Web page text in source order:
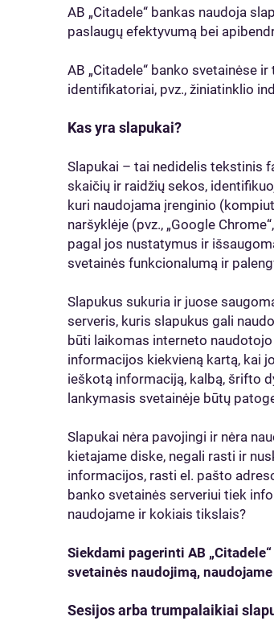
AB „Citadele“ bankas naudoja
paslaugų efektyvumą bei
AB „Citadele“ banko svetainėse
identifikatoriai, pvz., žiniatinklio
Kas yra slapukai?
Slapukai – tai nedidelis tekstinis
skaičių ir raidžių sekos,
kuri naudojama įrenginio
naršyklėje (pvz., „Google
pagal jos nustatymus ir
svetainės funkcionalumą ir
Slapukus sukuria ir juose
serveris, kuris slapukus gali
būti laikomas interneto
informacijos kiekvieną kartą, kai
ieškotą informaciją, kalbą, šrifto
lankymasis svetainėje būtų
Slapukai nėra pavojingi ir nėra
kietajame diske, negali rasti ir
informacijos, rasti el. pašto
banko svetainės serveriui tiek
naudojame ir kokiais tikslais?
Siekdami pagerinti AB
svetainės naudojimą,
Sesijos arba trumpalaikiai